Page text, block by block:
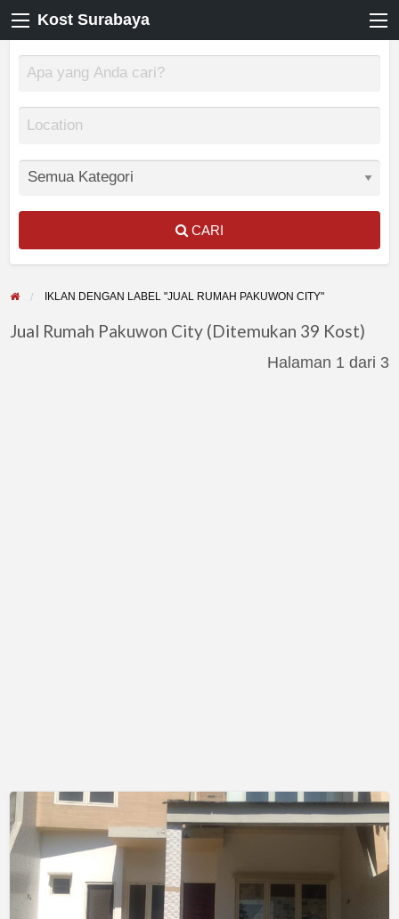
Kost Surabaya
CARI
IKLAN DENGAN LABEL "JUAL RUMAH PAKUWON CITY"
Jual Rumah Pakuwon City (Ditemukan 39 Kost)
Halaman 1 dari 3
Rumah
Minimalis
Pakuwon
City